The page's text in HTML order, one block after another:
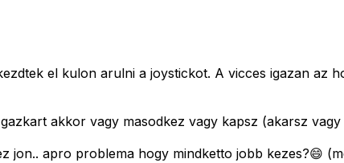
el kulon arulni a joystickot. A vicces igazan az
akkor vagy masodkez vagy kapsz (akarsz
jon.. apro problema hogy mindketto jobb kezes?😄